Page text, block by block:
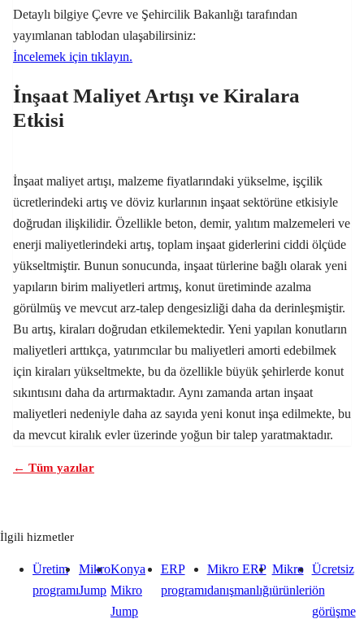
Detaylı bilgiye Çevre ve Şehircilik Bakanlığı tarafından
yayımlanan tablodan ulaşabilirsiniz:
İncelemek için tıklayın.
İnşaat Maliyet Artışı ve Kiralara
Etkisi
İnşaat maliyet artışı, malzeme fiyatlarındaki yükselme, işçilik
ücretlerindeki artış ve döviz kurlarının inşaat sektörüne etkisiyle
doğrudan ilişkilidir. Özellikle beton, demir, yalıtım malzemeleri ve
enerji maliyetlerindeki artış, toplam inşaat giderlerini ciddi ölçüde
yükseltmiştir. Bunun sonucunda, inşaat türlerine bağlı olarak yeni
yapıların birim maliyetleri artmış, konut üretiminde azalma
görülmüş ve mevcut arz-talep dengesizliği daha da derinleşmiştir.
Bu artış, kiraları doğrudan etkilemektedir. Yeni yapılan konutların
maliyetleri arttıkça, yatırımcılar bu maliyetleri amorti edebilmek
için kiraları yükseltmekte, bu da özellikle büyük şehirlerde konut
sıkıntısını daha da artırmaktadır. Aynı zamanda artan inşaat
maliyetleri nedeniyle daha az sayıda yeni konut inşa edilmekte, bu
da mevcut kiralık evler üzerinde yoğun bir talep yaratmaktadır.
← Tüm yazılar
İlgili hizmetler
Üretim
programı
Mikro
Jump
Konya
Mikro
Jump
ERP
programı
Mikro ERP
danışmanlığı
Mikro
ürünleri
Ücretsiz
ön
görüşme